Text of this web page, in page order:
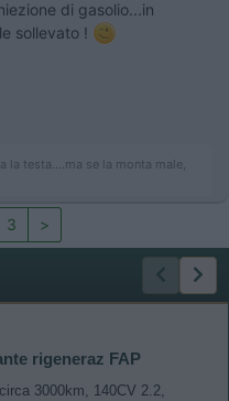
di gasolio...in
sollevato !
testa....ma se la monta male,
3 >
rigeneraz FAP
3000km, 140CV 2.2,